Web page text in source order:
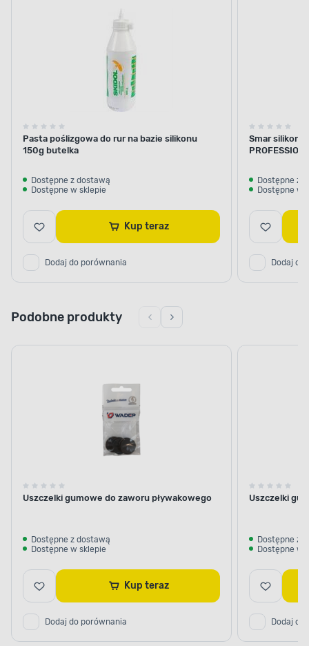
Pasta poślizgowa do rur na bazie silikonu
150g butelka
Dostępne z dostawą
Dostępne w sklepie
Kup teraz
Dodaj do porównania
Smar
Dostępne z
Dostępne w
Dodaj do
Podobne produkty
Uszczelki gumowe do zaworu pływakowego
Dostępne z dostawą
Dostępne w sklepie
Kup teraz
Dodaj do porównania
Uszczelki
Dostępne z
Dostępne w
Dodaj do